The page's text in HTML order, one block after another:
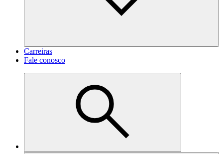
Carreiras
Fale conosco